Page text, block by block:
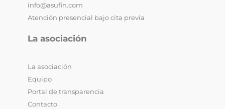
info@asufin.com
Atención presencial bajo cita previa
La asociación
La asociación
Equipo
Portal de transparencia
Contacto